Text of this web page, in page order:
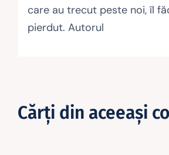
care au trecut peste noi, îl
pierdut. Autorul
Cărţi din aceeaşi